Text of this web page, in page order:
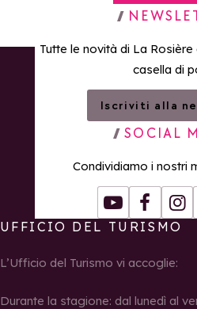
Tutte le novità di La
casella di
Iscriviti alla
SOCIAL
Condividiamo i nostri
YoutubeFacebook
UFFICIO DEL TURISMO
L’Ufficio del Turismo vi accoglie:
Durante la stagione: dal lunedì al